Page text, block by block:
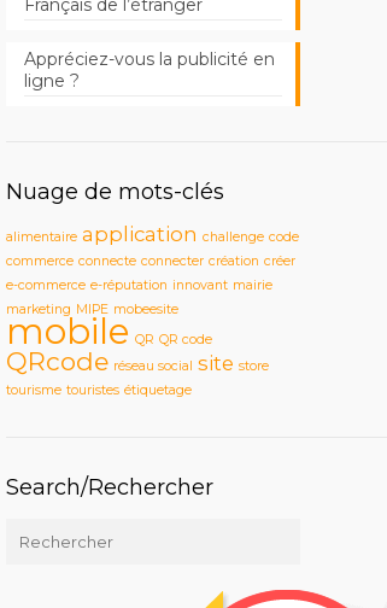
Français de l’étranger
Appréciez-vous la publicité en
ligne ?
Nuage de mots-clés
alimentaire application challenge code
commerce connecte connecter création créer
e-commerce e-réputation innovant mairie
marketing MIPE mobeesite
mobile QR QR code
QRcode réseau social site store
tourisme touristes étiquetage
Search/Rechercher